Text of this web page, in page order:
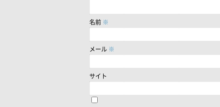
名前 ※
メール ※
サイト